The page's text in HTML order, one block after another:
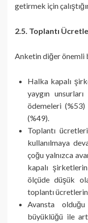
getirmek için
2.5. Toplantı
Anketin diğer önemli
Halka kapalı
yaygın
ödemeleri
(%49).
Toplantı
kullanılmaya
çoğu yalnızca
kapalı
ölçüde düşük
toplantı
Avansta
büyüklüğü ile